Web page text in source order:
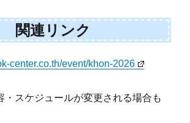
関連リンク
center.co.th/event/khon-2026
スケジュールが変更される場合も